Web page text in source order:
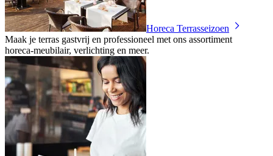
Horeca Terrasseizoen
Maak je terras gastvrij en professioneel met ons assortiment
horeca‑meubilair, verlichting en meer.